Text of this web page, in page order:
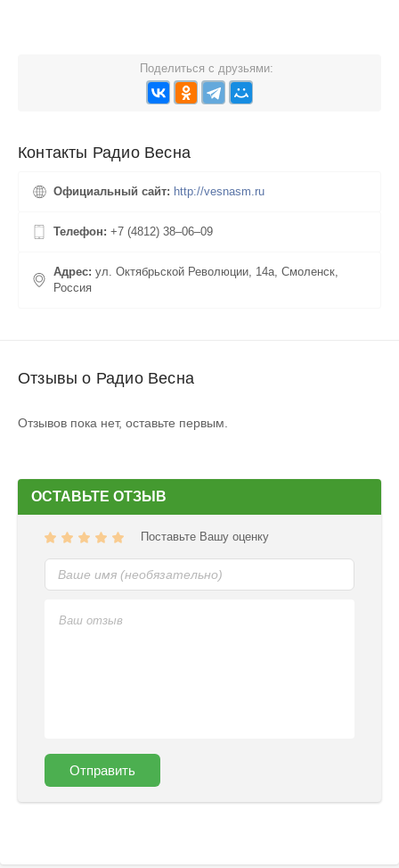
Поделиться с друзьями:
Контакты Радио Весна
Официальный сайт: http://vesnasm.ru
Телефон: +7 (4812) 38‒06‒09
Адрес: ул. Октябрьской Революции, 14а, Смоленск,
Россия
Отзывы о Радио Весна
Отзывов пока нет, оставьте первым.
ОСТАВЬТЕ ОТЗЫВ
Поставьте Вашу оценку
Отправить